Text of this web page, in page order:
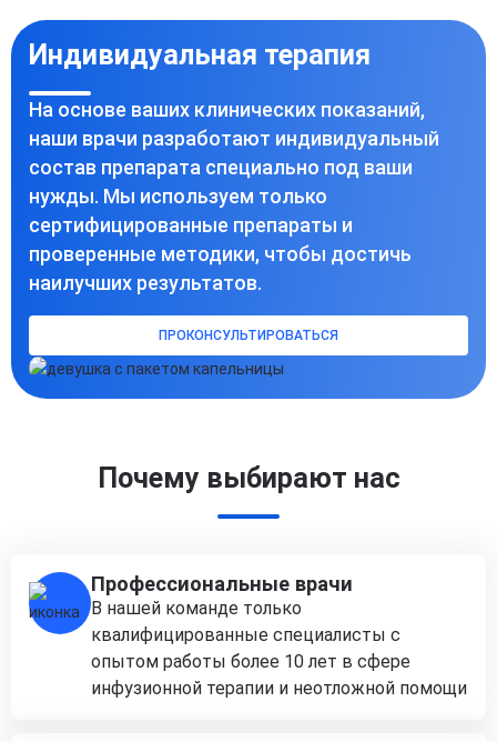
Индивидуальная терапия
На основе ваших клинических показаний,
наши врачи разработают индивидуальный
состав препарата специально под ваши
нужды. Мы используем только
сертифицированные препараты и
проверенные методики, чтобы достичь
наилучших результатов.
ПРОКОНСУЛЬТИРОВАТЬСЯ
Почему выбирают нас
Профессиональные врачи
В нашей команде только
квалифицированные специалисты с
опытом работы более 10 лет в сфере
инфузионной терапии и неотложной помощи